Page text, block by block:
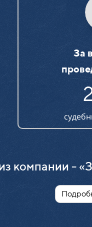
За
компании -